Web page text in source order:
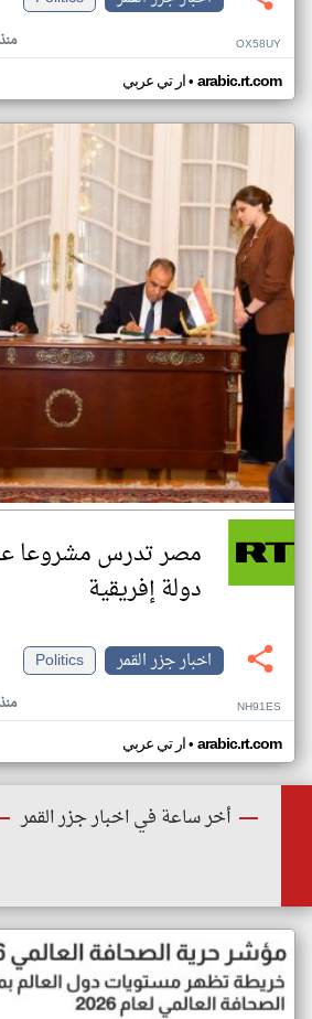
OX58UY
ار تي عربي• arabic.rt.com
مصر تدرس مشروعا
دولة إفريقية
اخبار جزر القمر
Politics
NH91ES
ار تي عربي• arabic.rt.com
أخر ساعة في اخبار جزر القمر